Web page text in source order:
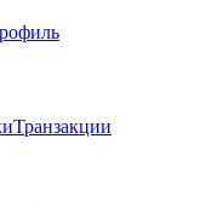
Транзакции